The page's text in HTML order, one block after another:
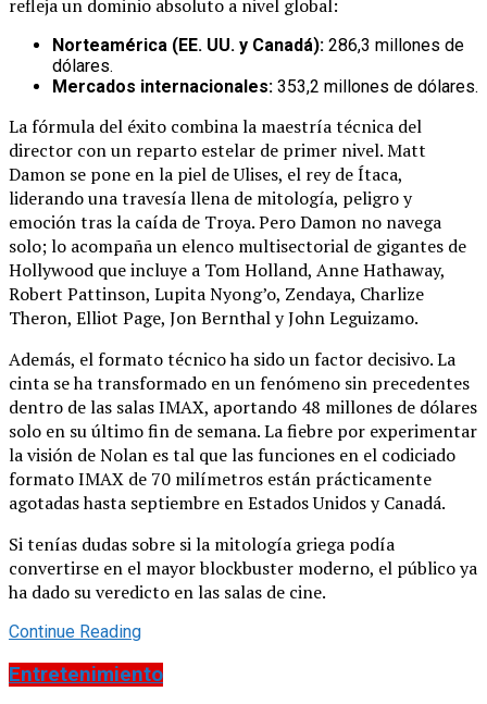
refleja un dominio absoluto a nivel global:
Norteamérica (EE. UU. y Canadá): 286,3 millones de
dólares.
Mercados internacionales: 353,2 millones de dólares.
La fórmula del éxito combina la maestría técnica del
director con un reparto estelar de primer nivel. Matt
Damon se pone en la piel de Ulises, el rey de Ítaca,
liderando una travesía llena de mitología, peligro y
emoción tras la caída de Troya. Pero Damon no navega
solo; lo acompaña un elenco multisectorial de gigantes de
Hollywood que incluye a Tom Holland, Anne Hathaway,
Robert Pattinson, Lupita Nyong’o, Zendaya, Charlize
Theron, Elliot Page, Jon Bernthal y John Leguizamo.
Además, el formato técnico ha sido un factor decisivo. La
cinta se ha transformado en un fenómeno sin precedentes
dentro de las salas IMAX, aportando 48 millones de dólares
solo en su último fin de semana. La fiebre por experimentar
la visión de Nolan es tal que las funciones en el codiciado
formato IMAX de 70 milímetros están prácticamente
agotadas hasta septiembre en Estados Unidos y Canadá.
Si tenías dudas sobre si la mitología griega podía
convertirse en el mayor blockbuster moderno, el público ya
ha dado su veredicto en las salas de cine.
Continue Reading
Entretenimiento